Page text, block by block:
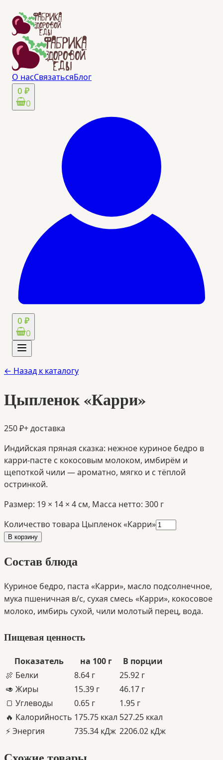
О насСвязатьсяБлог
0 ₽
0
0 ₽
0
← Назад к каталогу
Цыпленок «Карри»
250 ₽+ доставка
Индийская пряная сказка: нежное куриное бедро в
карри-пасте с кокосовым молоком, имбирём и
щепоткой чили — ароматно, мягко и с тёплой
остринкой.
Размер: 19 × 14 × 4 см, Масса нетто: 300 г
Количество товара Цыпленок «Карри»
В корзину
Состав блюда
Куриное бедро, паста «Карри», масло подсолнечное,
мука пшеничная в/с, сухая смесь «Карри», кокосовое
молоко, имбирь сухой, чили молотый перец, вода.
Пищевая ценность
Показатель на 100 г
В порции
🍖 Белки
8.64 г
25.92 г
🥑 Жиры
15.39 г
46.17 г
🍞 Углеводы
0.65 г
1.95 г
🔥 Калорийность 175.75 ккал 527.25 ккал
⚡️ Энергия
735.34 кДж 2206.02 кДж